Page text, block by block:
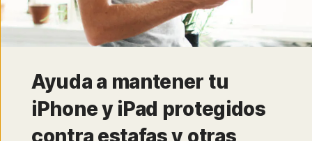
Ayuda a mantener tu
iPhone y iPad protegidos
contra estafas y otras